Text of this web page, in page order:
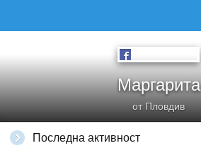
Маргарита
от Пловдив
Последна активност